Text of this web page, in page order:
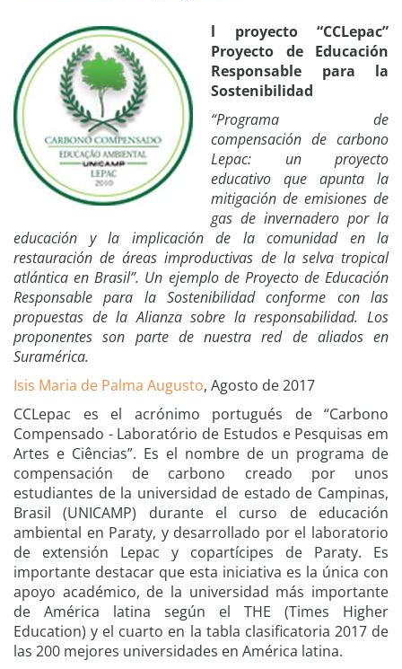
l proyecto “CCLepac”
Proyecto de Educación
Responsable para la
Sostenibilidad
“Programa de
compensación de carbono
Lepac: un proyecto
educativo que apunta la
mitigación de emisiones de
gas de invernadero por la
educación y la implicación de la comunidad en la
restauración de áreas improductivas de la selva tropical
atlántica en Brasil”. Un ejemplo de Proyecto de Educación
Responsable para la Sostenibilidad conforme con las
propuestas de la Alianza sobre la responsabilidad. Los
proponentes son parte de nuestra red de aliados en
Suramérica.
Isis Maria de Palma Augusto, Agosto de 2017
CCLepac es el acrónimo portugués de “Carbono
Compensado - Laboratório de Estudos e Pesquisas em
Artes e Ciências”. Es el nombre de un programa de
compensación de carbono creado por unos
estudiantes de la universidad de estado de Campinas,
Brasil (UNICAMP) durante el curso de educación
ambiental en Paraty, y desarrollado por el laboratorio
de extensión Lepac y copartícipes de Paraty. Es
importante destacar que esta iniciativa es la única con
apoyo académico, de la universidad más importante
de América latina según el THE (Times Higher
Education) y el cuarto en la tabla clasificatoria 2017 de
las 200 mejores universidades en América latina.